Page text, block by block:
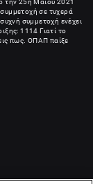
την 25η Μαΐου 2021
σε τυχερά
συμμετοχή ενέχει
1114 Γιατί το
πως. ΟΠΑΠ παίξε